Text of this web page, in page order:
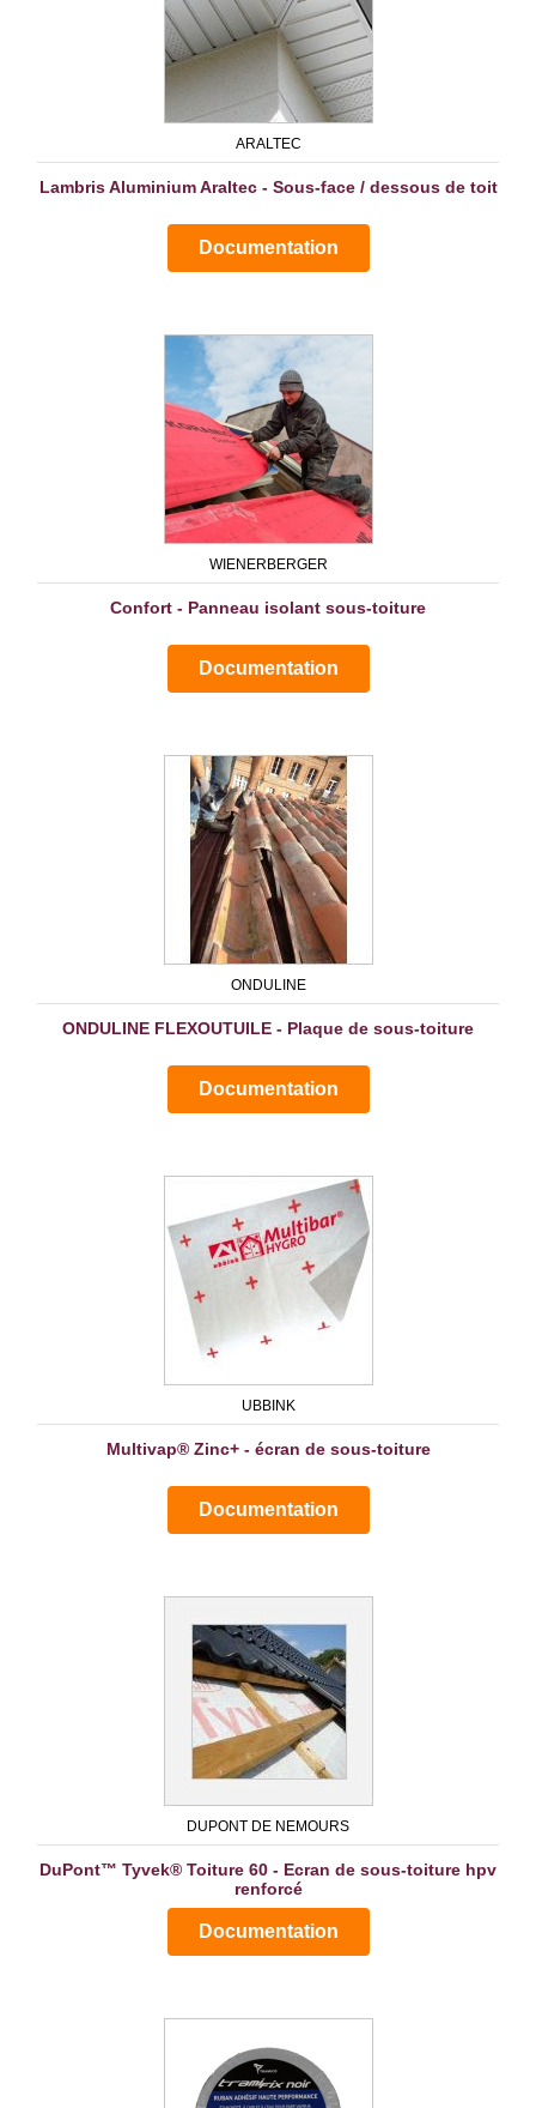
ARALTEC
Lambris Aluminium Araltec - Sous-face / dessous de toit
Documentation
WIENERBERGER
Confort - Panneau isolant sous-toiture
Documentation
ONDULINE
ONDULINE FLEXOUTUILE - Plaque de sous-toiture
Documentation
UBBINK
Multivap® Zinc+ - écran de sous-toiture
Documentation
DUPONT DE NEMOURS
DuPont™ Tyvek® Toiture 60 - Ecran de sous-toiture hpv
renforcé
Documentation